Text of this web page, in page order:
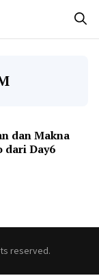
dan Makna
dari Day6
reserved.